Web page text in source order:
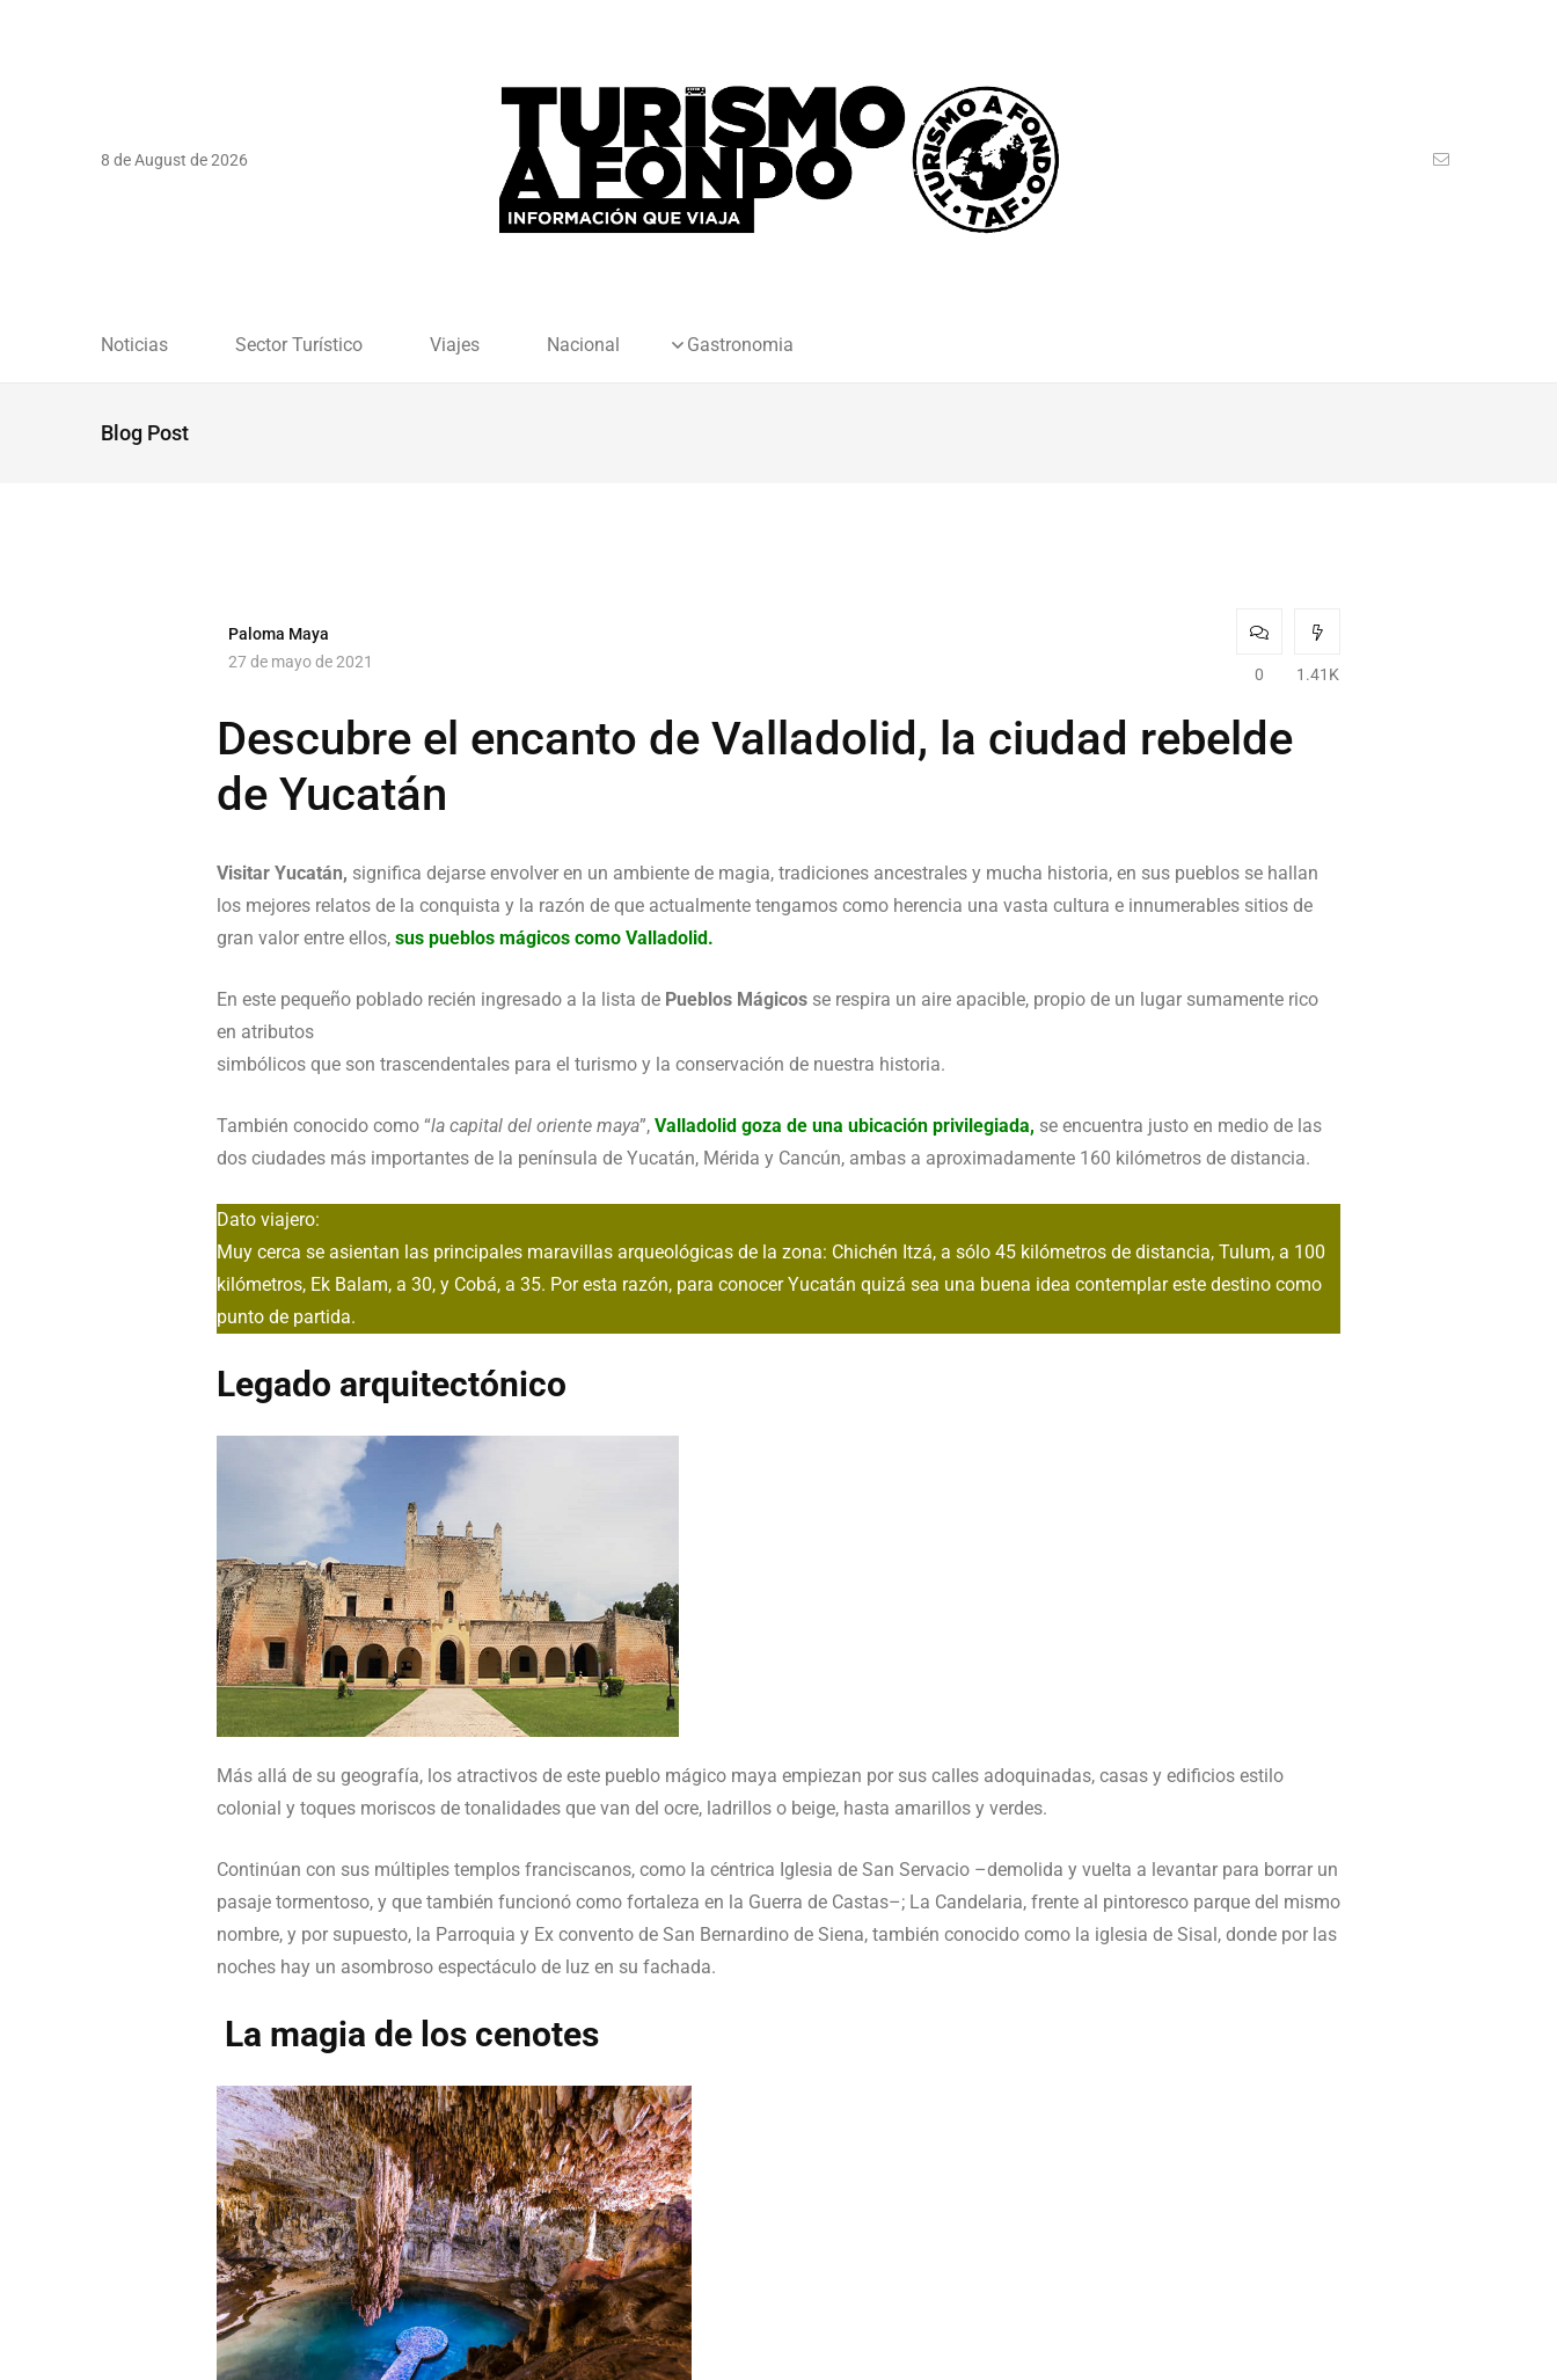
8 de August de 2026
Noticias Sector Turístico Viajes Nacional Gastronomia
Blog Post
Paloma Maya
27 de mayo de 2021
0 1.41K
Descubre el encanto de Valladolid, la ciudad rebelde
de Yucatán
Visitar Yucatán, significa dejarse envolver en un ambiente de magia, tradiciones ancestrales y mucha historia, en sus pueblos se hallan
los mejores relatos de la conquista y la razón de que actualmente tengamos como herencia una vasta cultura e innumerables sitios de
gran valor entre ellos, sus pueblos mágicos como Valladolid.
En este pequeño poblado recién ingresado a la lista de Pueblos Mágicos se respira un aire apacible, propio de un lugar sumamente rico
en atributos
simbólicos que son trascendentales para el turismo y la conservación de nuestra historia.
También conocido como “la capital del oriente maya”, Valladolid goza de una ubicación privilegiada, se encuentra justo en medio de las
dos ciudades más importantes de la península de Yucatán, Mérida y Cancún, ambas a aproximadamente 160 kilómetros de distancia.
Dato viajero:
Muy cerca se asientan las principales maravillas arqueológicas de la zona: Chichén Itzá, a sólo 45 kilómetros de distancia, Tulum, a 100
kilómetros, Ek Balam, a 30, y Cobá, a 35. Por esta razón, para conocer Yucatán quizá sea una buena idea contemplar este destino como
punto de partida.
Legado arquitectónico
Más allá de su geografía, los atractivos de este pueblo mágico maya empiezan por sus calles adoquinadas, casas y edificios estilo
colonial y toques moriscos de tonalidades que van del ocre, ladrillos o beige, hasta amarillos y verdes.
Continúan con sus múltiples templos franciscanos, como la céntrica Iglesia de San Servacio –demolida y vuelta a levantar para borrar un
pasaje tormentoso, y que también funcionó como fortaleza en la Guerra de Castas–; La Candelaria, frente al pintoresco parque del mismo
nombre, y por supuesto, la Parroquia y Ex convento de San Bernardino de Siena, también conocido como la iglesia de Sisal, donde por las
noches hay un asombroso espectáculo de luz en su fachada.
La magia de los cenotes